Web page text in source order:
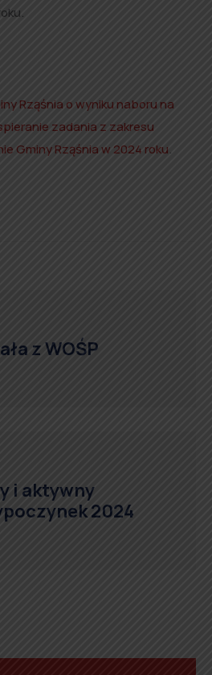
Rząśnia o wyniku naboru na
zadania z zakresu
Gminy Rząśnia w 2024 roku.
z WOŚP
i aktywny
2024